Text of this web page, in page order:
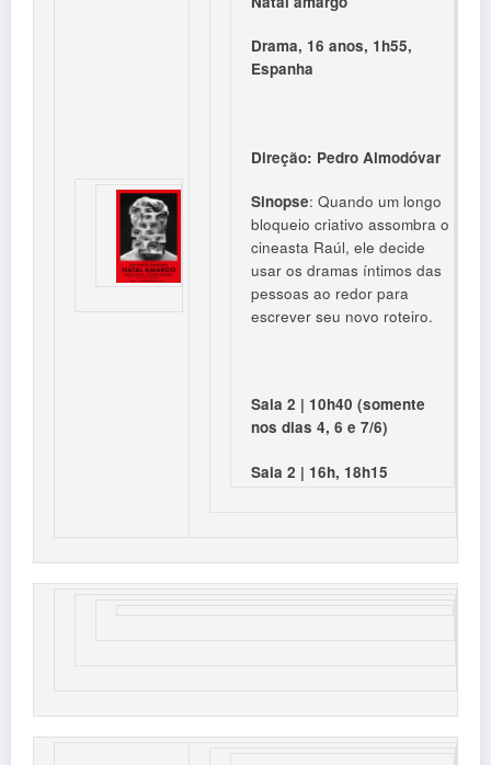
Drama, 16 anos, 1h55,
Espanha
Direção: Pedro Almodóvar
Sinopse: Quando um longo
bloqueio criativo assombra o
cineasta Raúl, ele decide
usar os dramas íntimos das
pessoas ao redor para
escrever seu novo roteiro.
Sala 2 | 10h40 (somente
nos dias 4, 6 e 7/6)
Sala 2 | 16h, 18h15